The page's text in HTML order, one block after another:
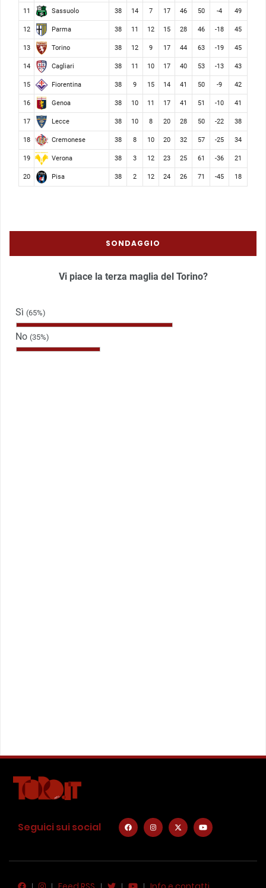
11 Sassuolo 38 14 7 17 46 50 -4 49
12 Parma 38 11 12 15 28 46 -18 45
13 Torino 38 12 9 17 44 63 -19 45
14 Cagliari 38 11 10 17 40 53 -13 43
15 Fiorentina 38 9 15 14 41 50 -9 42
16 Genoa 38 10 11 17 41 51 -10 41
17 Lecce 38 10 8 20 28 50 -22 38
18 Cremonese 38 8 10 20 32 57 -25 34
19 Verona 38 3 12 23 25 61 -36 21
20 Pisa 38 2 12 24 26 71 -45 18
SONDAGGIO
Vi piace la terza maglia del Torino?
Sì (65%)
No (35%)
Seguici sui social